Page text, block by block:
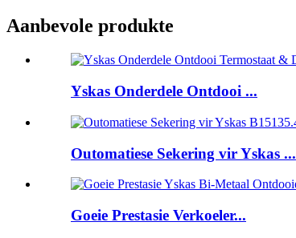
Aanbevole produkte
Yskas Onderdele Ontdooi ...
Outomatiese Sekering vir Yskas ...
Goeie Prestasie Verkoeler...